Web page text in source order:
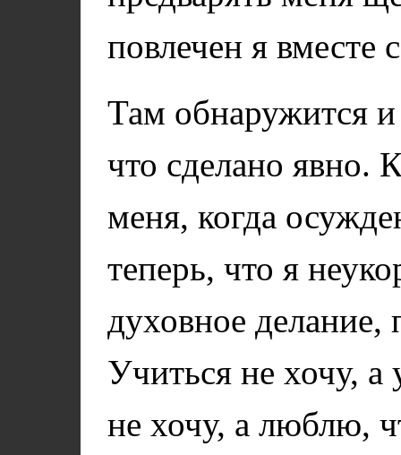
повлечен я вместе
Там обнаружится
что сделано явно.
меня, когда
теперь, что я
духовное делание,
Учиться не хочу, а
не хочу, а люблю,